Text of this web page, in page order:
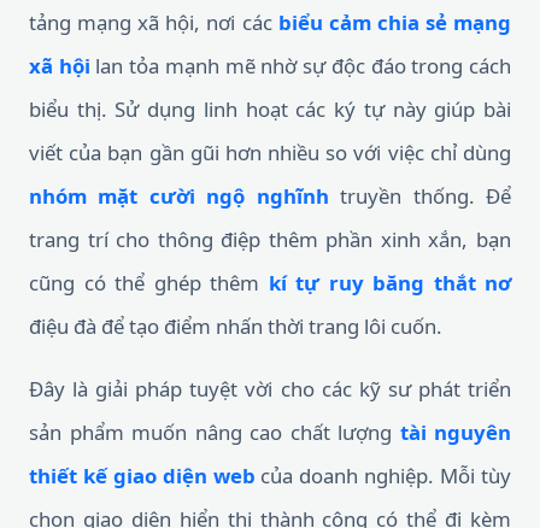
tảng mạng xã hội, nơi các biểu cảm chia sẻ mạng
xã hội lan tỏa mạnh mẽ nhờ sự độc đáo trong cách
biểu thị. Sử dụng linh hoạt các ký tự này giúp bài
viết của bạn gần gũi hơn nhiều so với việc chỉ dùng
nhóm mặt cười ngộ nghĩnh truyền thống. Để
trang trí cho thông điệp thêm phần xinh xắn, bạn
cũng có thể ghép thêm kí tự ruy băng thắt nơ
điệu đà để tạo điểm nhấn thời trang lôi cuốn.
Đây là giải pháp tuyệt vời cho các kỹ sư phát triển
sản phẩm muốn nâng cao chất lượng tài nguyên
thiết kế giao diện web của doanh nghiệp. Mỗi tùy
chọn giao diện hiển thị thành công có thể đi kèm